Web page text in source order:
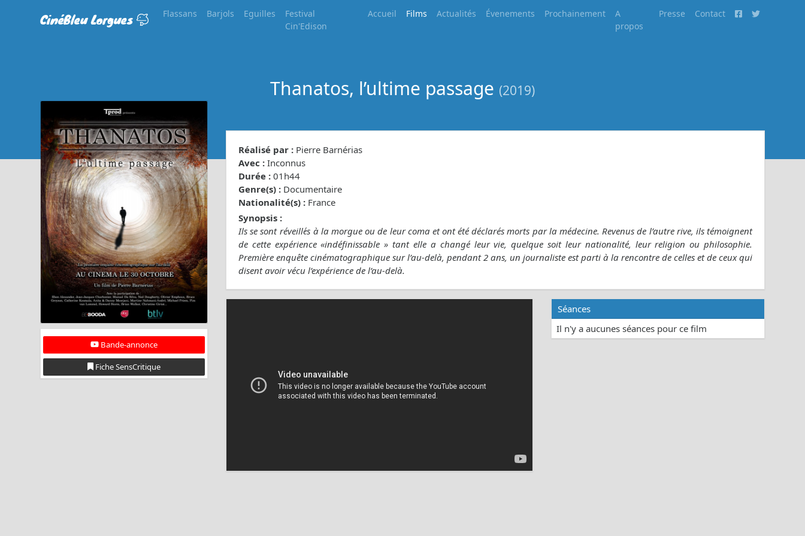
CinéBleu Lorgues Flassans Barjols Eguilles
Festival
Cin'Edison
Accueil Films Actualités Évenements Prochainement
A
propos
Presse Contact
Thanatos, l’ultime passage (2019)
Bande-annonce
Fiche SensCritique
Réalisé par : Pierre Barnérias
Avec : Inconnus
Durée : 01h44
Genre(s) : Documentaire
Nationalité(s) : France
Synopsis :
Ils se sont réveillés à la morgue ou de leur coma et ont été déclarés morts par la médecine. Revenus de l’autre rive, ils témoignent
de cette expérience «indéfinissable » tant elle a changé leur vie, quelque soit leur nationalité, leur religion ou philosophie.
Première enquête cinématographique sur l’au-delà, pendant 2 ans, un journaliste est parti à la rencontre de celles et de ceux qui
disent avoir vécu l’expérience de l’au-delà.
Séances
Il n'y a aucunes séances pour ce film